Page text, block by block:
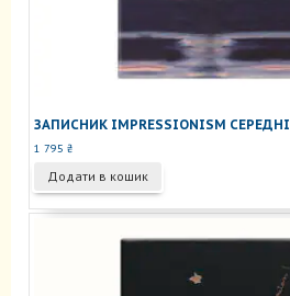
ЗАПИСНИК IMPRESSIONISM
1 795 ₴
Додати в кошик